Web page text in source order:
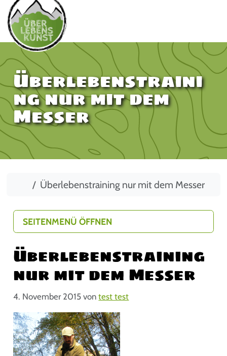
Überlebenstraini
ng nur mit dem
Messer
StartÜberlebenstraining nur mit dem Messer
Überlebenstraining
nur mit dem Messer
4. November 2015 vontest test
SEITENMENÜ ÖFFNEN